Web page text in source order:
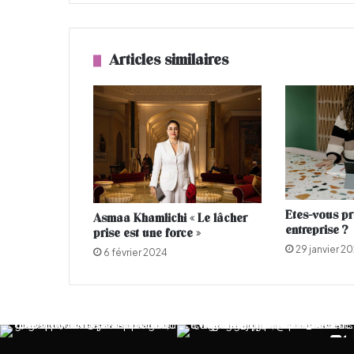
e
s
u
l
p
e
u
e
Articles similaires
Asmaa Khamlichi « Le lâcher
prise est une force »
6 février 2024
Etes-vous
entreprise ?
29 janvier